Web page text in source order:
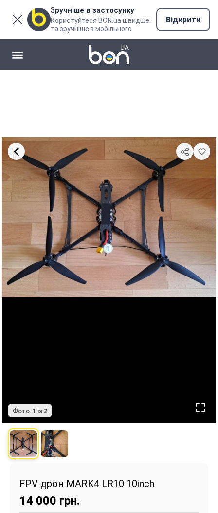
Зручніше в застосунку
Користуйтеся BON.ua швидше
та зручніше з мобільного
Відкрити
Фото: 1 із 2
FPV дрон MARK4 LR10 10inch
14 000 грн.